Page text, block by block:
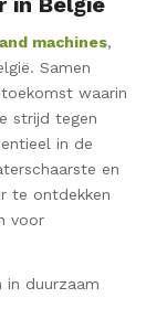
machines,
Samen
waarin
strijd tegen
in de
en
te ontdekken
voor
in duurzaam